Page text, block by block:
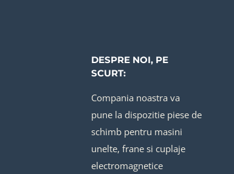
DESPRE NOI, PE
SCURT:
Compania noastra va
pune la dispozitie piese de
schimb pentru masini
unelte, frane si cuplaje
electromagnetice